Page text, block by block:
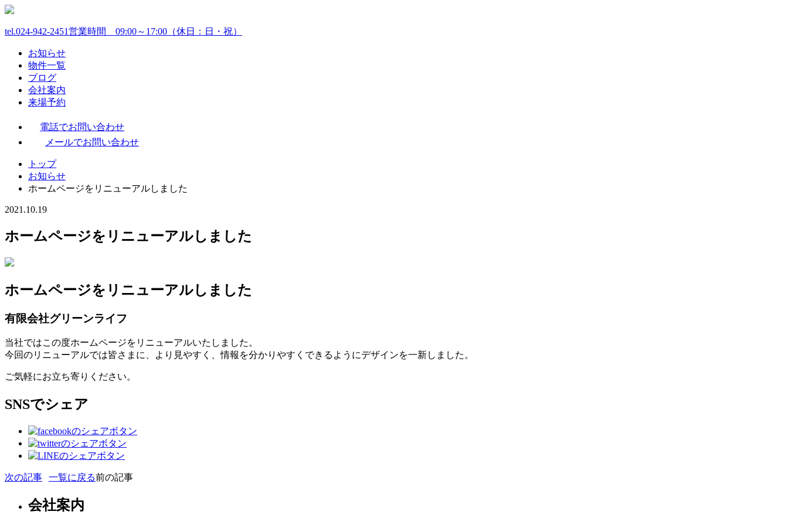
tel.024-942-2451営業時間 09:00～17:00（休日：日・祝）
お知らせ
物件一覧
ブログ
会社案内
来場予約
電話でお問い合わせ
メールでお問い合わせ
トップ
お知らせ
ホームページをリニューアルしました
2021.10.19
ホームページをリニューアルしました
ホームページをリニューアルしました
有限会社グリーンライフ
当社ではこの度ホームページをリニューアルいたしました。
今回のリニューアルでは皆さまに、より見やすく、情報を分かりやすくできるようにデザインを一新しました。
ご気軽にお立ち寄りください。
SNSでシェア
次の記事 一覧に戻る前の記事
会社案内